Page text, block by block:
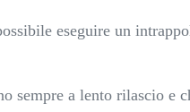
eseguire un
a lento rilascio e